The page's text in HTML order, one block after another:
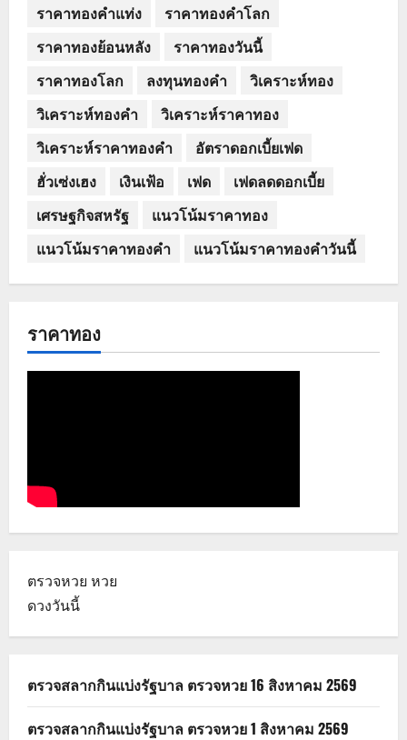
ราคาทองคำแท่ง
ราคาทองคำโลก
ราคาทองย้อนหลัง
ราคาทองวันนี้
ราคาทองโลก
ลงทุนทองคำ
วิเคราะห์ทอง
วิเคราะห์ทองคำ
วิเคราะห์ราคาทอง
วิเคราะห์ราคาทองคำ
อัตราดอกเบี้ยเฟด
ฮั่วเซ่งเฮง
เงินเฟ้อ เฟด
เฟดลดดอกเบี้ย
เศรษฐกิจสหรัฐ
แนวโน้มราคาทอง
แนวโน้มราคาทองคำ
แนวโน้มราคาทองคำวันนี้
ราคาทอง
ตรวจหวย หวย
ดวงวันนี้
ตรวจสลากกินแบ่งรัฐบาล ตรวจหวย 16 สิงหาคม 2569
ตรวจสลากกินแบ่งรัฐบาล ตรวจหวย 1 สิงหาคม 2569